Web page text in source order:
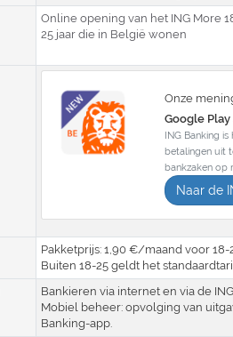
Online opening van het ING More
25 jaar die in België wonen
Onze
Google Play
ING Banking
betalingen uit
bankzaken op
Naar de
Pakketprijs: 1,90 €/maand voor 18-
Buiten 18-25 geldt het
Bankieren via internet en via de
Mobiel beheer: opvolging van
Banking-app.